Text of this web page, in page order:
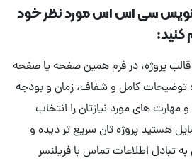
نویس سی اس اس مورد نظر خود
پروژه، در فرم همین صفحه یا صفحه
توضیحات کامل و شفاف، زمان و بودجه
مهارت‌ های مورد نیازتان را انتخاب
هستید پروژه تان سریع تر دیده و
تبادل اطلاعات تماس با فریلنسر